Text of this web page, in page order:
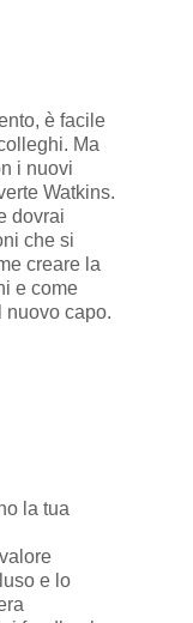
è facile
Ma
i nuovi
Watkins.
dovrai
che si
creare la
e come
nuovo capo.
la tua
e lo